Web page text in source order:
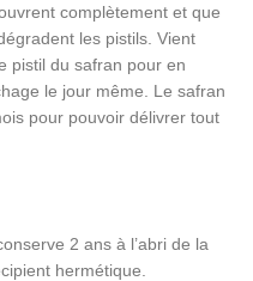
complètement et que
les pistils. Vient
pistil du safran pour en
le jour même. Le safran
pour pouvoir délivrer tout
2 ans à l’abri de la
hermétique.